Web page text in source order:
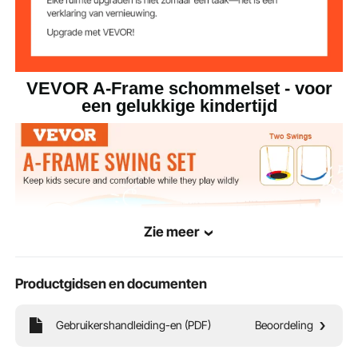
22 kg
VEVOR A-Frame schommelset - voor
een gelukkige kindertijd
Zie meer
Productgidsen en documenten
Gebruikershandleiding-en (PDF) Beoordeling